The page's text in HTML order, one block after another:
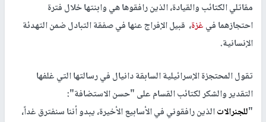
مقاتلي الكتائب والقيادة، الذين رافقوها هي وابنتها خلال فترة
احتجازهما فيغزة، قبيل الإفراج عنها في صفقة التبادل ضمن التهدئة
الإنسانية.
تقول المحتجزة الإسرائيلية السابقة دانيال في رسالتها التي غلفها
التقدير والشكر لكتائب القسام على "حسن الاستضافة":
"للجنرالاتالذين رافقوني في الأسابيع الأخيرة، يبدو أننا سنفترق غداً،